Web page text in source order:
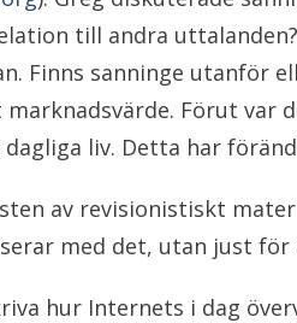
till andra
Finns sanninge utanför
Förut var
liv. Detta har
av revisionistiskt
med det, utan just
hur Internets i dag